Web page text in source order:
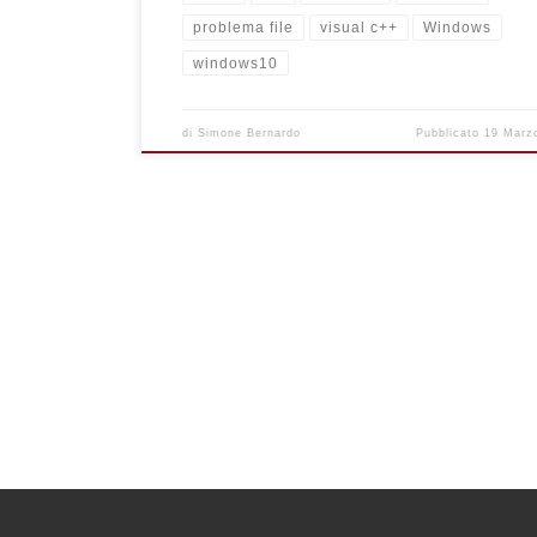
problema file visual c++ Windows
windows10
diSimone Bernardo Pubblicato 19